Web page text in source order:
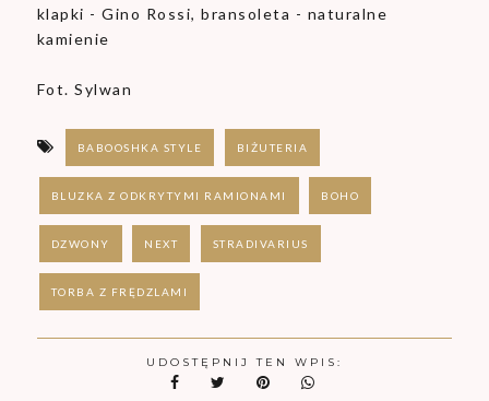
klapki - Gino Rossi, bransoleta - naturalne
kamienie
Fot. Sylwan
BABOOSHKA STYLE BIŻUTERIA
BLUZKA Z ODKRYTYMI RAMIONAMI BOHO
DZWONY NEXT STRADIVARIUS
TORBA Z FRĘDZLAMI
UDOSTĘPNIJ TEN WPIS: